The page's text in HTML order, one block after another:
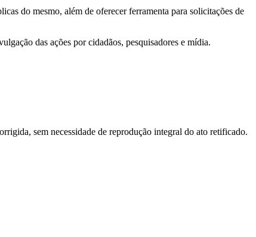
do mesmo, além de oferecer ferramenta para solicitações de
das ações por cidadãos, pesquisadores e mídia.
sem necessidade de reprodução integral do ato retificado.